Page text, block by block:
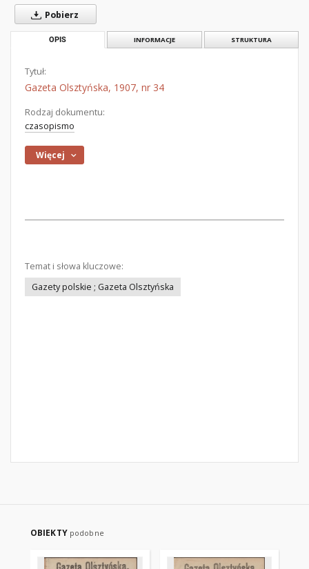
Pobierz
OPIS INFORMACJE STRUKTURA
Tytuł:
Gazeta Olsztyńska, 1907, nr 34
Rodzaj dokumentu:
czasopismo
Więcej
Temat i słowa kluczowe:
Gazety polskie ; Gazeta Olsztyńska
OBIEKTY podobne